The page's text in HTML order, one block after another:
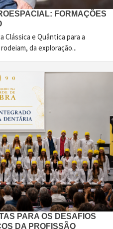
FORMAÇÕES
Clássica e Quântica para a
da exploração...
PARA OS DESAFIOS
DA PROFISSÃO